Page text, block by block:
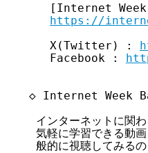
[Internet Week
https://
   X(Twitter) :
   Facebook :
◇ Internet Week
インターネットに関
気軽に学習できる動
般的に視聴してみるの